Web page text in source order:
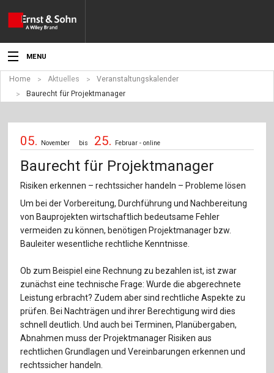
MENU
Aktuelles
Angebote
Fachgebiete
Werben
Service
Für Autor:innen
Sprache / Language: DE Sprache / Language: EN
Home Aktuelles
Veranstaltungskalender
Baurecht für Projektmanager
05. November bis 25. Februar - online
Baurecht für Projektmanager
Risiken erkennen – rechtssicher handeln – Probleme lösen
Um bei der Vorbereitung, Durchführung und Nachbereitung
von Bauprojekten wirtschaftlich bedeutsame Fehler
vermeiden zu können, benötigen Projektmanager bzw.
Bauleiter wesentliche rechtliche Kenntnisse.
Ob zum Beispiel eine Rechnung zu bezahlen ist, ist zwar
zunächst eine technische Frage: Wurde die abgerechnete
Leistung erbracht? Zudem aber sind rechtliche Aspekte zu
prüfen. Bei Nachträgen und ihrer Berechtigung wird dies
schnell deutlich. Und auch bei Terminen, Planübergaben,
Abnahmen muss der Projektmanager Risiken aus
rechtlichen Grundlagen und Vereinbarungen erkennen und
rechtssicher handeln.